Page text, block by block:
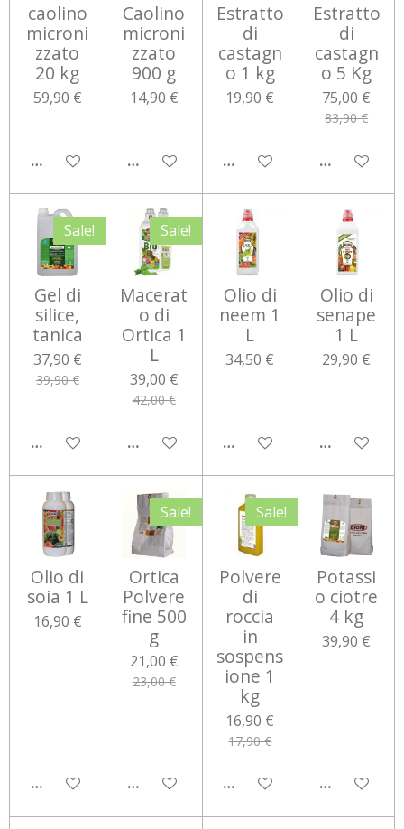
caolino
microni
zzato
20 kg
59,90 €
AGGIUNGI AL CARRELLO
Caolino
microni
zzato
900 g
14,90 €
AGGIUNGI AL CARRELLO
Estratto
di
castagn
o 1 kg
19,90 €
AGGIUNGI AL CARRELLO
Estratto
di
castagn
o 5 Kg
75,00 €
83,90 €
AGGIUNGI
Sale!
Gel di
silice,
tanica
37,90 €
39,90 €
AGGIUNGI AL CARRELLO
Sale!
Macerat
o di
Ortica 1
L
39,00 €
42,00 €
AGGIUNGI AL CARRELLO
Olio di
neem 1
L
34,50 €
AGGIUNGI AL CARRELLO
Olio di
senape
1 L
29,90 €
AGGIUNGI
Olio di
soia 1 L
16,90 €
AGGIUNGI AL CARRELLO
Sale!
Ortica
Polvere
fine 500
g
21,00 €
23,00 €
AGGIUNGI AL CARRELLO
Sale!
Polvere
di
roccia
in
sospens
ione 1
kg
16,90 €
17,90 €
AGGIUNGI AL CARRELLO
Potassi
o ciotre
4 kg
39,90 €
AGGIUNGI